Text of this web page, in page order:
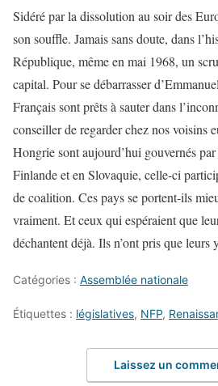
Sidéré par la dissolution au soir des
son souffle. Jamais sans doute, dans
République, même en mai 1968, un
capital. Pour se débarrasser
Français sont prêts à sauter dans
conseiller de regarder chez nos voisins
Hongrie sont aujourd’hui gouvernés
Finlande et en Slovaquie, celle-ci
de coalition. Ces pays se portent-ils
vraiment. Et ceux qui espéraient que
déchantent déjà. Ils n’ont pris que leurs
Catégories : Assemblée nationale
Étiquettes : législatives, NFP,
Laissez un